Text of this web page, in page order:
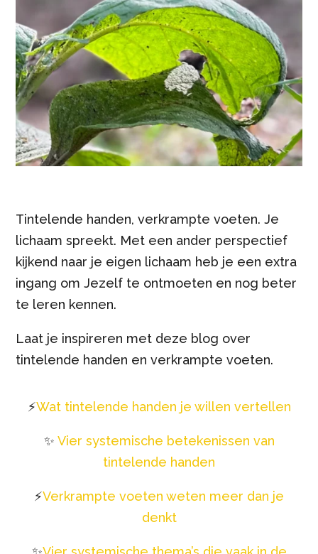
Tintelende handen, verkrampte voeten. Je
lichaam spreekt. Met een ander perspectief
kijkend naar je eigen lichaam heb je een extra
ingang om Jezelf te ontmoeten en nog beter
te leren kennen.
Laat je inspireren met deze blog over
tintelende handen en verkrampte voeten.
⚡️Wat tintelende handen je willen vertellen
✨ Vier systemische betekenissen van
tintelende handen
⚡️Verkrampte voeten weten meer dan je
denkt